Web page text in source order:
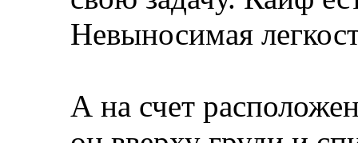
Невыносимая
А на счет